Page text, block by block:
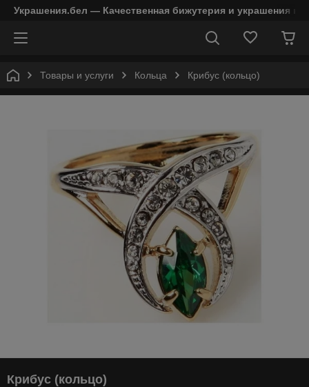
Украшения.бел — Качественная бижутерия и украшения в
Товары и услуги Кольца Крибус (кольцо)
Крибус (кольцо)